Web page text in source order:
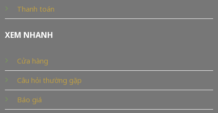
Thanh toán
XEM NHANH
Cửa hàng
Câu hỏi thường gặp
Báo giá